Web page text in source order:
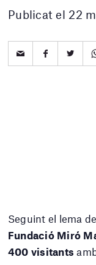
Publicat el 22
Seguint el lema de
Fundació Miró
400 visitants